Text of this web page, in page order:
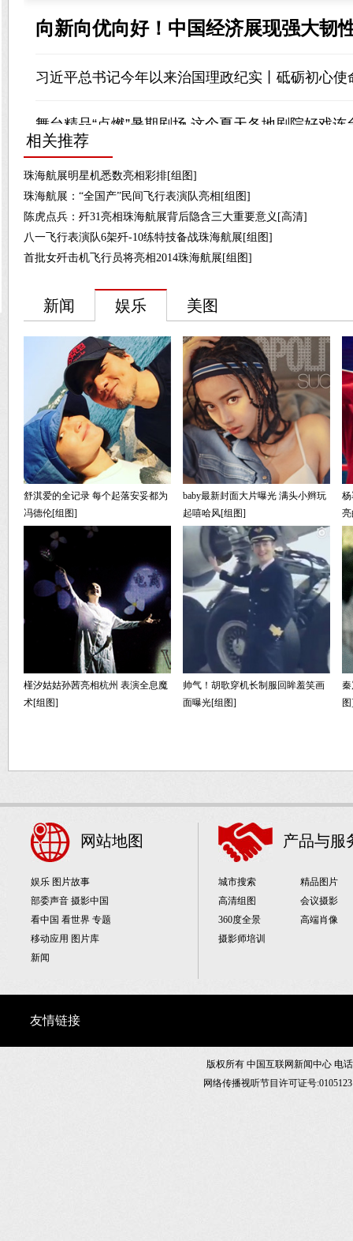
相关推荐
珠海航展明星机悉数亮相彩排[组图]
珠海航展：“全国产”民间飞行表演队亮相[组图]
陈虎点兵：歼31亮相珠海航展背后隐含三大重要意义[高清]
八一飞行表演队6架歼-10练特技备战珠海航展[组图]
首批女歼击机飞行员将亮相2014珠海航展[组图]